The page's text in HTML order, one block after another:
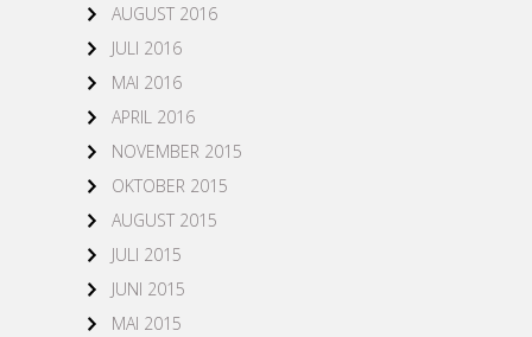
AUGUST 2016
JULI 2016
MAI 2016
APRIL 2016
NOVEMBER 2015
OKTOBER 2015
AUGUST 2015
JULI 2015
JUNI 2015
MAI 2015